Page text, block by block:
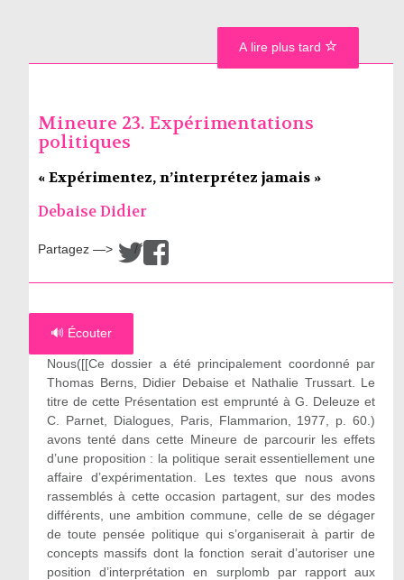
Mineure 23. Expérimentations
politiques
« Expérimentez, n’interprétez jamais »
Debaise Didier
Partagez —> /
🔊 Écouter
Nous([[Ce dossier a été principalement coordonné par
Thomas Berns, Didier Debaise et Nathalie Trussart. Le
titre de cette Présentation est emprunté à G. Deleuze et
C. Parnet, Dialogues, Paris, Flammarion, 1977, p. 60.)
avons tenté dans cette Mineure de parcourir les effets
d’une proposition : la politique serait essentiellement une
affaire d’expérimentation. Les textes que nous avons
rassemblés à cette occasion partagent, sur des modes
différents, une ambition commune, celle de se dégager
de toute pensée politique qui s’organiserait à partir de
concepts massifs dont la fonction serait d’autoriser une
position d’interprétation en surplomb par rapport aux
A lire plus tard